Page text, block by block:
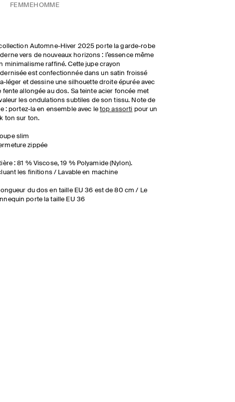
FEMMEHOMME
Automne-Hiver 2025 porte la garde-robe
vers de nouveaux horizons : l’essence même
minimalisme raffiné. Cette jupe crayon
est confectionnée dans un satin froissé
léger et dessine une silhouette droite épurée avec
fente allongée au dos. Sa teinte acier foncée met
les ondulations subtiles de son tissu. Note de
: portez-la en ensemble avec le top assorti pour un
ton sur ton.
slim
zippée
: 81 % Viscose, 19 % Polyamide (Nylon).
les finitions / Lavable en machine
du dos en taille EU 36 est de 80 cm / Le
porte la taille EU 36